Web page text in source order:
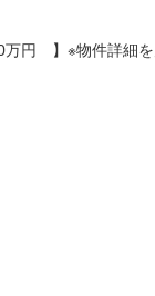
万円 】※物件詳細を